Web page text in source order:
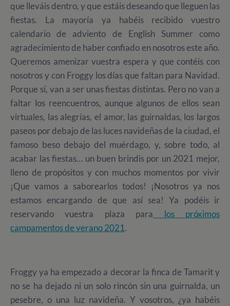
que lleváis dentro, y que estáis deseando que lleguen las
fiestas. La mayoría ya habéis recibido vuestro
calendario de adviento de English Summer como
agradecimiento de haber confiado en nosotros este año.
Queremos amenizar vuestra espera y que contéis con
nosotros y con Froggy los días que faltan para Navidad.
Porque sí, van a ser unas fiestas distintas. Pero no van a
faltar los reencuentros, aunque algunos de ellos sean
virtuales, las alegrías, el amor, las guirnaldas, los largos
paseos por debajo de las luces navideñas de la ciudad, el
famoso beso debajo del muérdago, y, sobre todo, al
acabar las fiestas… un buen brindis por un 2021 mejor,
lleno de propósitos y con muchos momentos por vivir
¡Que vamos a saborearlos todos! ¡Nosotros ya nos
estamos encargando de que así sea! Ya podéis ir
reservando vuestra plaza para los próximos
campamentos de verano 2021.
Froggy ya ha empezado a decorar la finca de Tamarit y
no se ha dejado ni un solo rincón sin una guirnalda, un
pesebre, o una luz navideña. Y vosotros, ¿ya habéis